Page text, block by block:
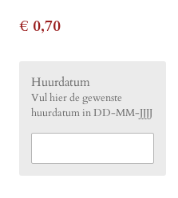
€ 0,70
Huurdatum
Vul hier de gewenste
huurdatum in DD-MM-JJJJ